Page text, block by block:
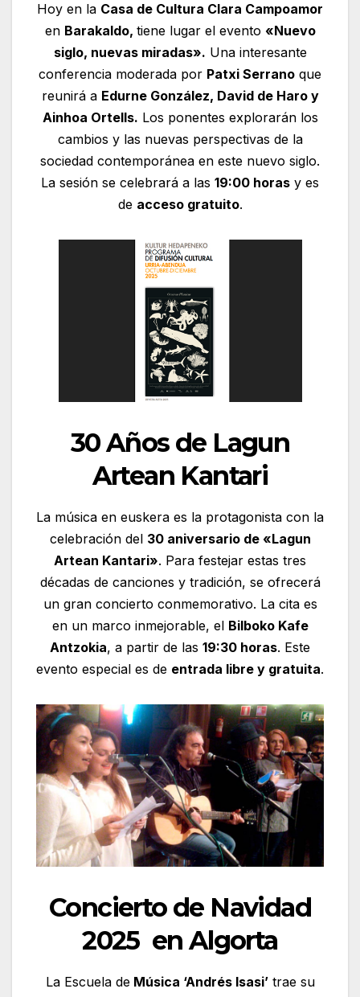
Hoy en la Casa de Cultura Clara Campoamor
en Barakaldo, tiene lugar el evento «Nuevo
siglo, nuevas miradas». Una interesante
conferencia moderada por Patxi Serrano que
reunirá a Edurne González, David de Haro y
Ainhoa Ortells. Los ponentes explorarán los
cambios y las nuevas perspectivas de la
sociedad contemporánea en este nuevo siglo.
La sesión se celebrará a las 19:00 horas y es
de acceso gratuito.
30 Años de Lagun
Artean Kantari
La música en euskera es la protagonista con la
celebración del 30 aniversario de «Lagun
Artean Kantari». Para festejar estas tres
décadas de canciones y tradición, se ofrecerá
un gran concierto conmemorativo. La cita es
en un marco inmejorable, el Bilboko Kafe
Antzokia, a partir de las 19:30 horas. Este
evento especial es de entrada libre y gratuita.
Concierto de Navidad
2025 en Algorta
La Escuela deMúsica ‘Andrés Isasi’trae su